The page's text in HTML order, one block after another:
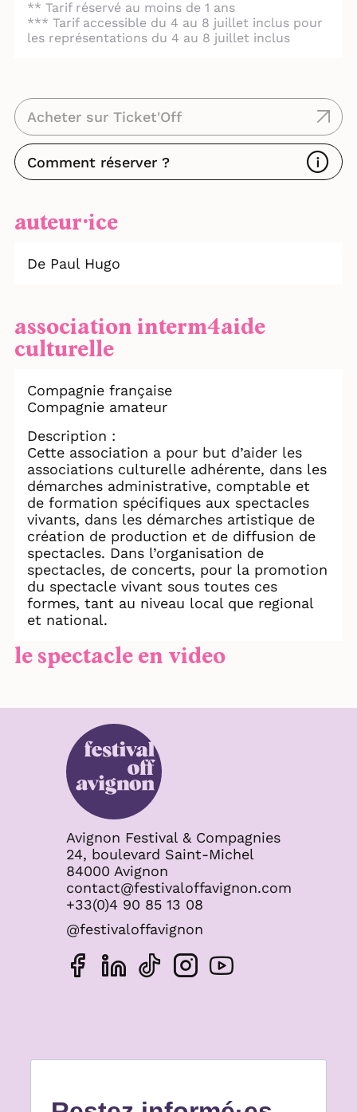
** Tarif réservé au moins de 1 ans
*** Tarif accessible du 4 au 8 juillet inclus pour
les représentations du 4 au 8 juillet inclus
Acheter sur Ticket'Off
Comment réserver ?
auteur⸱ice
De Paul Hugo
association interm4aide
culturelle
Compagnie française
Compagnie amateur
Description :
Cette association a pour but d’aider les
associations culturelle adhérente, dans les
démarches administrative, comptable et
de formation spécifiques aux spectacles
vivants, dans les démarches artistique de
création de production et de diffusion de
spectacles. Dans l’organisation de
spectacles, de concerts, pour la promotion
du spectacle vivant sous toutes ces
formes, tant au niveau local que regional
et national.
le spectacle en video
Avignon Festival & Compagnies
24, boulevard Saint-Michel
84000 Avignon
contact@festivaloffavignon.com
+33(0)4 90 85 13 08
@festivaloffavignon